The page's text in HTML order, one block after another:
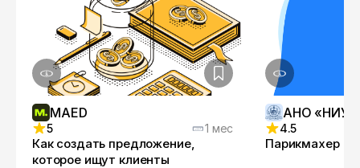
MAED
5 1 мес
Как создать предложение,
которое ищут клиенты
4.5
Парикмахер